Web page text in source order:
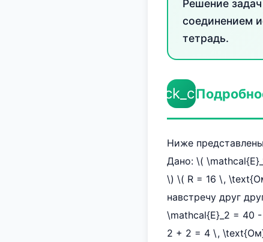
Решение
соединением
тетрадь.
check_circle
Ниже
Дано: \(
\) \( R = 16 \,
навстречу друг
\mathcal{E}_2 = 40
2 + 2 = 4 \,